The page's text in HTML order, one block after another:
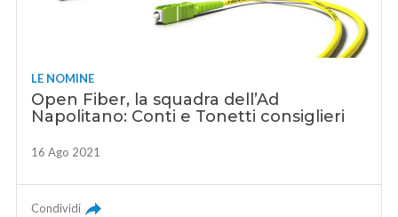
LE NOMINE
Open Fiber, la squadra dell’Ad
Napolitano: Conti e Tonetti consiglieri
16 Ago 2021
Condividi